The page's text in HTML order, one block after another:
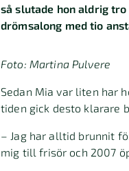
så slutade hon aldrig tro
drömsalong med tio
Foto: Martina Pulvere
Sedan Mia var liten har
tiden gick desto klarare
– Jag har alltid brunnit
mig till frisör och 2007